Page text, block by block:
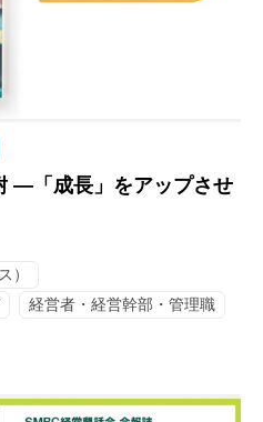
―「成長」をアップさせ
）
経営者・経営幹部・管理職